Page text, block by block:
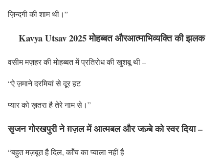
ज़िन्दगी की शाम थी।”
Kavya Utsav 2025 मोहब्बत औरआत्माभिव्यक्ति की झलक
वसीम मज़हर की मोहब्बत में प्रतिरोध की खुशबू थी –
“ऐ ज़माने दरमियां से दूर हट
प्यार को ख़तरा है तेरे नाम से।”
सृजन गोरखपुरी ने ग़ज़ल में आत्मबल और जज़्बे को स्वर दिया –
“बहुत मज़बूत है दिल, काँच का प्याला नहीं है